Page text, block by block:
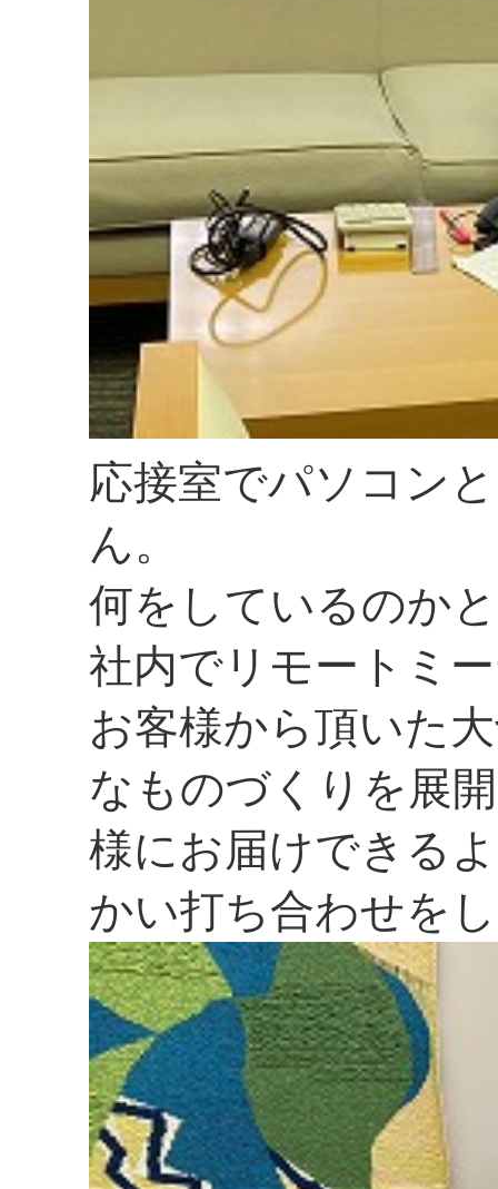
応接室でパソコン
ん。
何をしているのか
社内でリモートミ
お客様から頂いた
なものづくりを展
様にお届けできる
かい打ち合わせを